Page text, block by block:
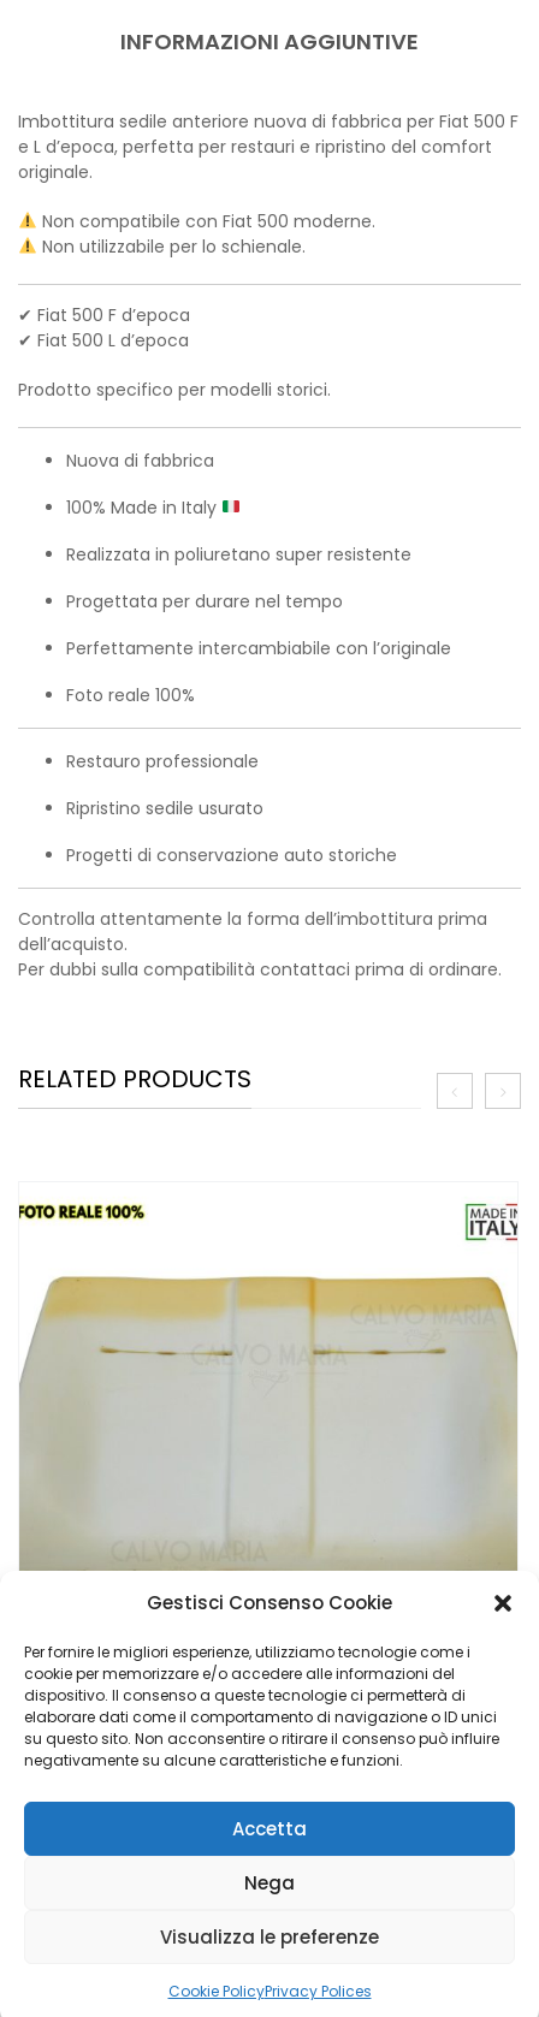
Gestisci Consenso Cookie
Per fornire le migliori esperienze, utilizziamo tecnologie come i
cookie per memorizzare e/o accedere alle informazioni del
dispositivo. Il consenso a queste tecnologie ci permetterà di
elaborare dati come il comportamento di navigazione o ID unici
su questo sito. Non acconsentire o ritirare il consenso può influire
negativamente su alcune caratteristiche e funzioni.
Accetta
Nega
Visualizza le preferenze
Cookie PolicyPrivacy Polices
INFORMAZIONI AGGIUNTIVE
Imbottitura sedile anteriore nuova di fabbrica per Fiat 500 F
e L d’epoca, perfetta per restauri e ripristino del comfort
originale.
Non compatibile con Fiat 500 moderne.
Non utilizzabile per lo schienale.
✔ Fiat 500 F d’epoca
✔ Fiat 500 L d’epoca
Prodotto specifico per modelli storici.
Nuova di fabbrica
100% Made in Italy
Realizzata in poliuretano super resistente
Progettata per durare nel tempo
Perfettamente intercambiabile con l’originale
Foto reale 100%
Restauro professionale
Ripristino sedile usurato
Progetti di conservazione auto storiche
Controlla attentamente la forma dell’imbottitura prima
dell’acquisto.
Per dubbi sulla compatibilità contattaci prima di ordinare.
RELATED PRODUCTS
65,90€
Calvo Maria Group di Napoli Elisabetta - P.I. 02048840769 |
Copyright © 2023 Luigi Adinolfi ADV &
& Cyber Security Consultant- All Rights Reserved
Hai Bisogno di Aiuto?